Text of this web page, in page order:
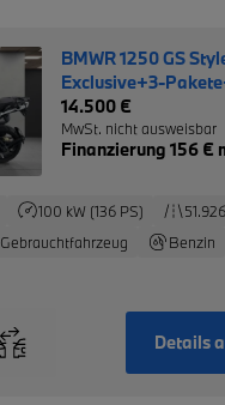
BMWR 1250 GS
Exclusive+3-
14.500 €
MwSt. nicht ausweisbar
Finanzierung 156 €
100 kW (136 PS)
Gebrauchtfahrzeug
Benzin
Details